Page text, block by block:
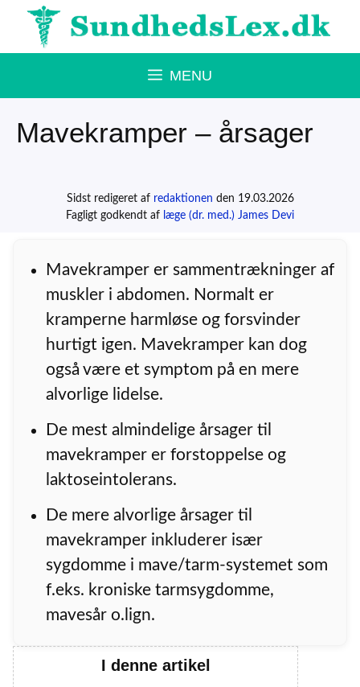
Hop
MENU
Mavekramper – årsager
Sidst redigeret af redaktionen den 19.03.2026
Fagligt godkendt af læge (dr. med.) James Devi
Mavekramper er sammentrækninger af
muskler i abdomen. Normalt er
kramperne harmløse og forsvinder
hurtigt igen. Mavekramper kan dog
også være et symptom på en mere
alvorlige lidelse.
De mest almindelige årsager til
mavekramper er forstoppelse og
laktoseintolerans.
De mere alvorlige årsager til
mavekramper inkluderer især
sygdomme i mave/tarm-systemet som
f.eks. kroniske tarmsygdomme,
mavesår o.lign.
I denne artikel